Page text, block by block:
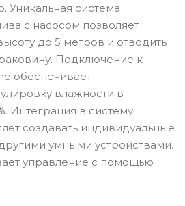
Уникальная система
с насосом позволяет
до 5 метров и отводить
Подключение к
обеспечивает
влажности в
Интеграция в систему
создавать индивидуальные
умными устройствами.
управление с помощью